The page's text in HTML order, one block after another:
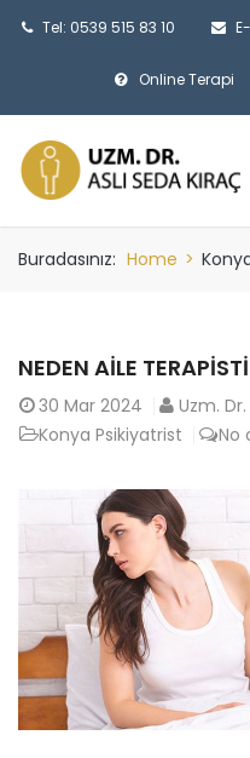
Tel: 0539 515 83 10
Online Terapi
Buradasınız: Home >
NEDEN AILE
30 Mar 2024
Uzm. Dr.
Konya Psikiyatrist
No